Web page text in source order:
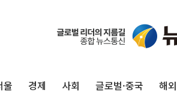
울 경제 사회 글로벌·중국 해